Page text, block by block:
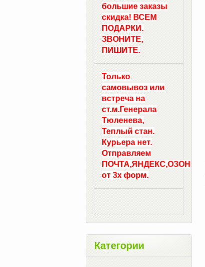
большие заказы
скидка! ВСЕМ
ПОДАРКИ.
ЗВОНИТЕ,
ПИШИТЕ.
Только
самовывоз или
встреча на
ст.м.Генерала
Тюленева,
Теплый стан.
Курьера нет.
Отправляем
ПОЧТА,ЯНДЕКС,ОЗОН
от 3х форм.
Категории